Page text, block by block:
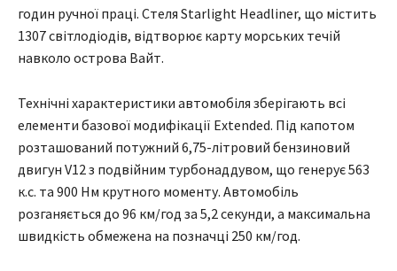
годин ручної праці. Стеля Starlight Headliner, що містить
1307 світлодіодів, відтворює карту морських течій
навколо острова Вайт.
Технічні характеристики автомобіля зберігають всі
елементи базової модифікації Extended. Під капотом
розташований потужний 6,75-літровий бензиновий
двигун V12 з подвійним турбонаддувом, що генерує 563
к.с. та 900 Нм крутного моменту. Автомобіль
розганяється до 96 км/год за 5,2 секунди, а максимальна
швидкість обмежена на позначці 250 км/год.